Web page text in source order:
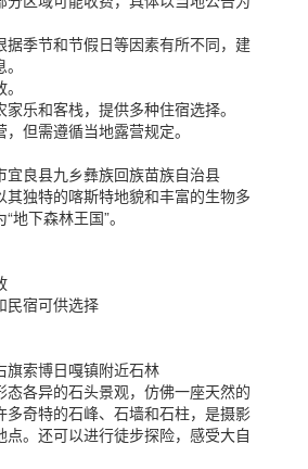
据季节和节假日等因素有所不同，建
家乐和客栈，提供多种住宿选择。
，但需遵循当地露营规定。
宜良县九乡彝族回族苗族自治县
其独特的喀斯特地貌和丰富的生物多
地下森林王国”。
民宿可供选择
旗索博日嘎镇附近石林
态各异的石头景观，仿佛一座天然的
多奇特的石峰、石墙和石柱，是摄影
点。还可以进行徒步探险，感受大自